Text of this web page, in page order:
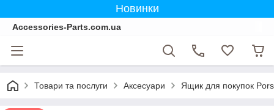
Новинки
Accessories-Parts.com.ua
Товари та послуги Аксесуари Ящик для покупок